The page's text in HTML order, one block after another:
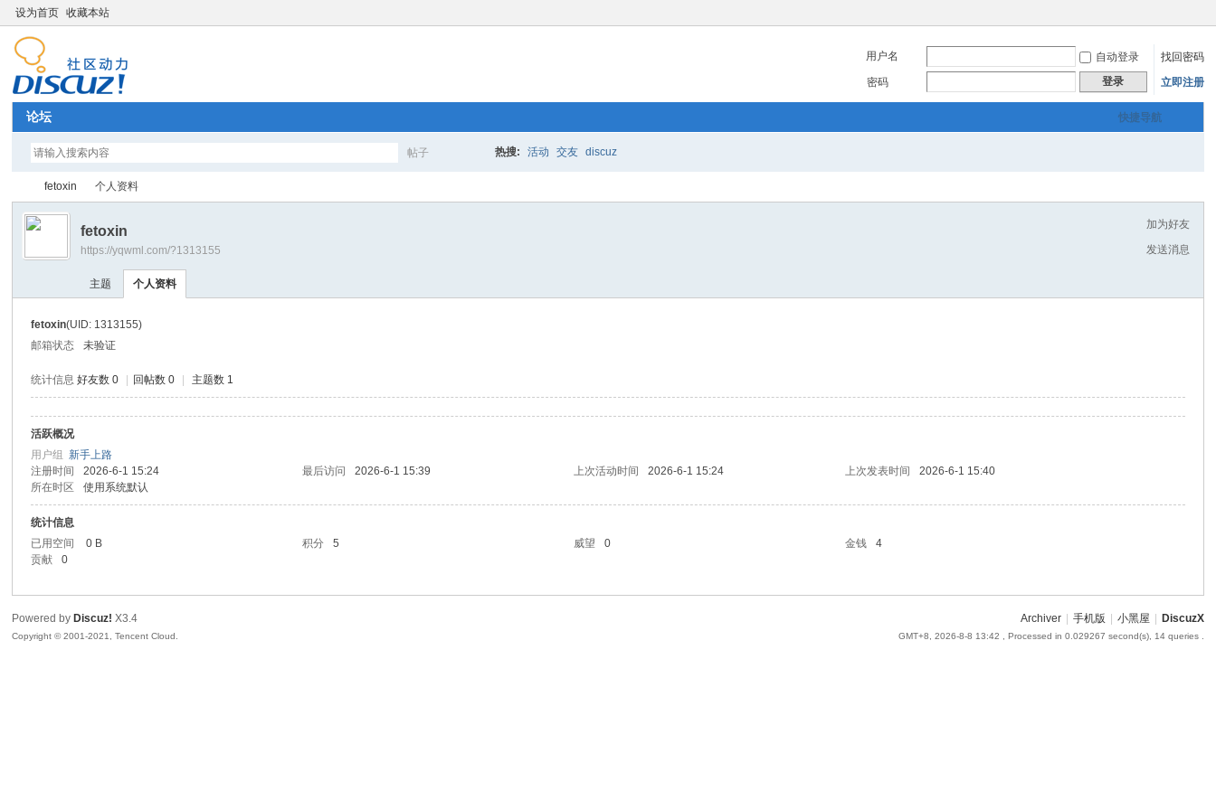
设为首页 收藏本站
用户名 自动登录
找回密码
密码
登录 立即注册
快捷导航
论坛
帖子 热搜: 活动 交友 discuz
uz!
›
fetoxin 个人资料
加为好友
发送消息
fetoxin
https://yqwml.com/?1313155
主题 个人资料
fetoxin(UID: 1313155)
邮箱状态
未验证
统计信息 好友数 0 回帖数 0 主题数 1
活跃概况
用户组新手上路
注册时间
2026-6-1 15:24 最后访问 2026-6-1 15:39 上次活动时间 2026-6-1 15:24 上次发表时间
2026-6-1 15:40
所在时区
使用系统默认
统计信息
已用空间
0 B 积分 5 威望 0 金钱
4
贡献
0
Archiver 手机版 小黑屋 DiscuzX
GMT+8, 2026-8-8 13:42 , Processed in 0.029267 second(s), 14 queries .
Powered by Discuz! X3.4
Copyright © 2001-2021, Tencent Cloud.